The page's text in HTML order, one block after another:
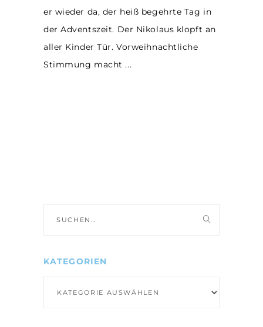
er wieder da, der heiß begehrte Tag in
der Adventszeit. Der Nikolaus klopft an
aller Kinder Tür. Vorweihnachtliche
Stimmung macht
nach:
KATEGORIEN